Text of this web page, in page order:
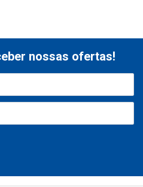
nossas ofertas!